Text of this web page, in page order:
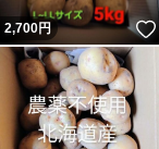
2,700円